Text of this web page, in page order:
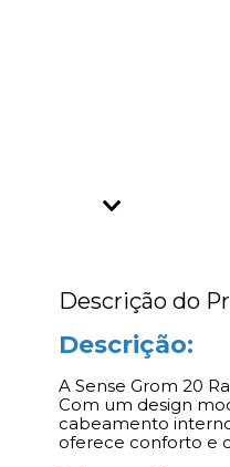
Descrição do
Descrição:
A Sense Grom 20
Com um design
cabeamento
oferece conforto e